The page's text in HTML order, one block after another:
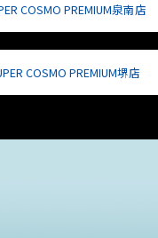
COSMO PREMIUM泉南店
COSMO PREMIUM堺店